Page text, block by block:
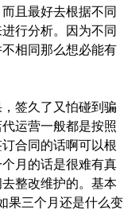
且最好去根据不同
行分析。因为不同
相同那么想必能有
签久了又怕碰到骗
运营一般都是按照
合同的话啊可以根
月的话是很难有真
整改维护的。基本
果三个月还是什么变